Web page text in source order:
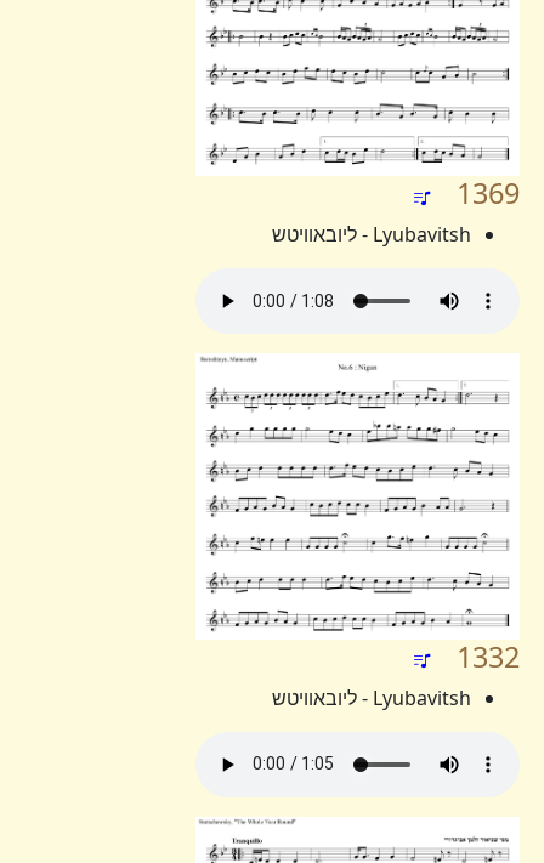
1369
Lyubavitsh - ליובאוויטש
1332
Lyubavitsh - ליובאוויטש